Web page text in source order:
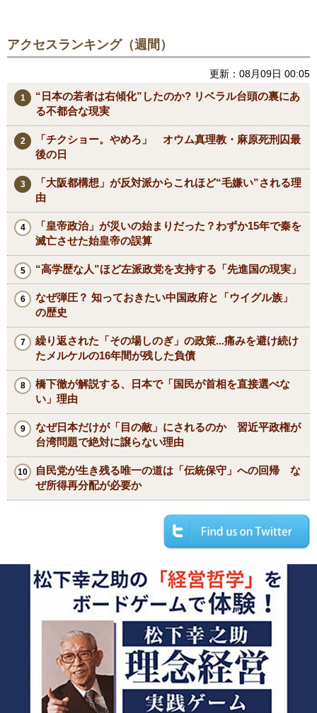
アクセスランキング（週間）
更新：08月09日 00:05
“日本の若者は右傾化”したのか? リベラル台頭の裏にあ
る不都合な現実
「チクショー。やめろ」 オウム真理教・麻原死刑囚最
後の日
「大阪都構想」が反対派からこれほど“毛嫌い”される理
由
「皇帝政治」が災いの始まりだった？わずか15年で秦を
滅亡させた始皇帝の誤算
“高学歴な人”ほど左派政党を支持する「先進国の現実」
なぜ弾圧？ 知っておきたい中国政府と「ウイグル族」
の歴史
繰り返された「その場しのぎ」の政策...痛みを避け続け
たメルケルの16年間が残した負債
橋下徹が解説する、日本で「国民が首相を直接選べな
い」理由
なぜ日本だけが「目の敵」にされるのか 習近平政権が
台湾問題で絶対に譲らない理由
自民党が生き残る唯一の道は「伝統保守」への回帰 な
ぜ所得再分配が必要か